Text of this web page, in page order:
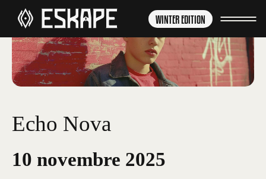
WINTER EDITION
Echo Nova
10 novembre 2025